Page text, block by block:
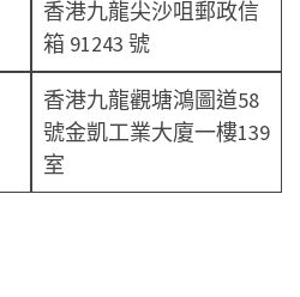
香港九龍尖沙咀郵政信
箱 91243 號
香港九龍觀塘鴻圖道58
號金凱工業大廈一樓139
室